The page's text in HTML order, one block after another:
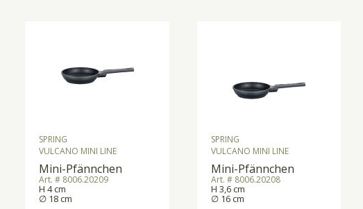
SPRING
VULCANO MINI LINE
Mini-Pfännchen
Art. # 8006.20209
H 4 cm
∅ 18 cm
SPRING
VULCANO MINI LINE
Mini-Pfännchen
Art. # 8006.20208
H 3,6 cm
∅ 16 cm